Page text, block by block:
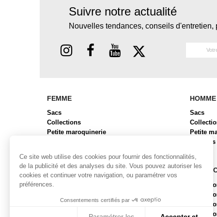
Suivre notre actualité
Nouvelles tendances, conseils
FEMME
Sacs
Collections
Petite maroquinerie
HOMME
Sacs
Petite
Bagages
COLLECTIONS FEMME
Collection ALBA
Collection BUBR
Collection BUNI
Ce site web utilise des cookies pour fournir des fonctionnalités,
de la publicité et des analyses du site. Vous pouvez autoriser les
cookies et continuer votre navigation, ou paramétrer vos
préférences.
Consentements certifiés par